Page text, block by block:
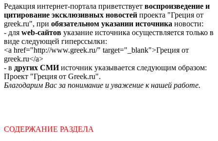
Редакция интернет-портала приветствует воспроизведение и
цитирование эксклюзивных новостей проекта "Греция от
greek.ru", при обязательном указании источника новости:
- для web-сайтов указание источника осуществляется только в
виде следующей гиперссылки:
<a href="http://www.greek.ru/" target="_blank">Греция от
greek.ru</a>
- в других СМИисточник указывается следующим образом:
Проект "Греция от Greek.ru".
Благодарим Вас за понимание и уважение к нашей работе.
СОДЕРЖАНИЕ РАЗДЕЛА